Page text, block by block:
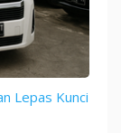
Lepas Kunci